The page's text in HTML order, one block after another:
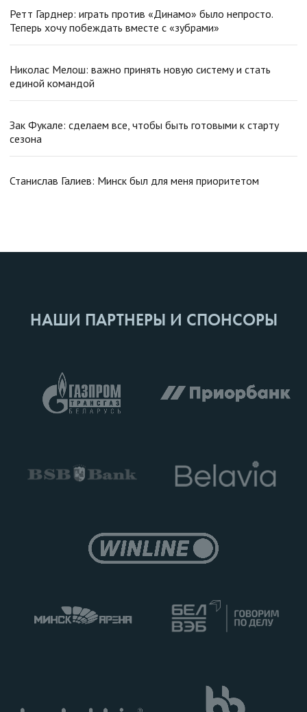
Ретт Гарднер: играть против «Динамо» было непросто.
Теперь хочу побеждать вместе с «зубрами»
Николас Мелош: важно принять новую систему и стать
единой командой
Зак Фукале: сделаем все, чтобы быть готовыми к старту
сезона
Станислав Галиев: Минск был для меня приоритетом
НАШИ ПАРТНЕРЫ И СПОНСОРЫ